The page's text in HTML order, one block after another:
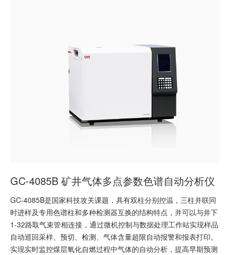
GC-4085B 矿井气体多点参数色谱自动分析仪
GC-4085B是国家科技攻关课题，具有双柱分别控温，三柱并联同
时进样及专用色谱柱和多种检测器互换的结构特点，并可以与井下
1-32路取气束管相连接，通过微机控制与数据处理工作站实现样品
自动巡回采样、预切、检测、气体含量超限自动报警和报表打印。
实现实时监控煤层氧化自燃过程中气体的自动分析，提高早期预测